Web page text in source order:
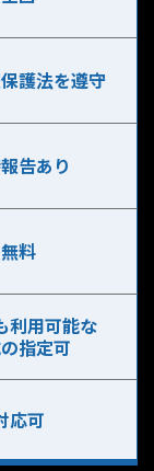
護法を遵守
告あり
無料
利用可能な
指定可
応可